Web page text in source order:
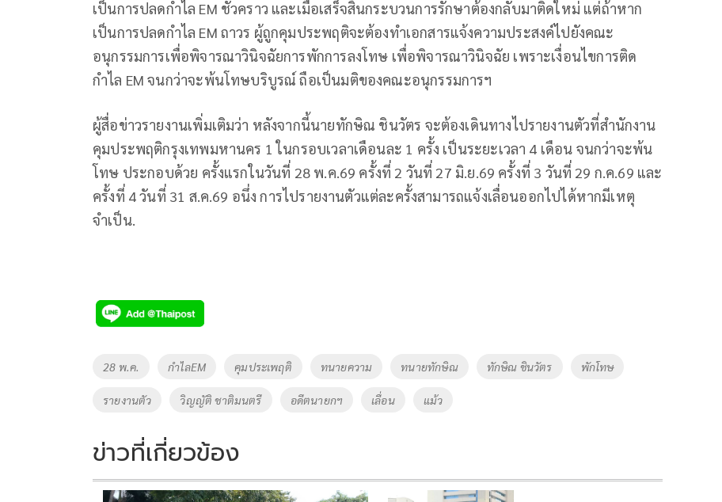
เป็นการปลดกำไล EM ชั่วคราว และเมื่อเสร็จสิ้นกระบวนการรักษาต้องกลับมาติดใหม่ แต่ถ้าหาก
เป็นการปลดกำไล EM ถาวร ผู้ถูกคุมประพฤติจะต้องทำเอกสารแจ้งความประสงค์ไปยังคณะ
อนุกรรมการเพื่อพิจารณาวินิจฉัยการพักการลงโทษ เพื่อพิจารณาวินิจฉัย เพราะเงื่อนไขการติด
กำไล EM จนกว่าจะพ้นโทษบริบูรณ์ ถือเป็นมติของคณะอนุกรรมการฯ
ผู้สื่อข่าวรายงานเพิ่มเติมว่า หลังจากนี้นายทักษิณ ชินวัตร จะต้องเดินทางไปรายงานตัวที่สำนักงาน
คุมประพฤติกรุงเทพมหานคร 1 ในกรอบเวลาเดือนละ 1 ครั้ง เป็นระยะเวลา 4 เดือน จนกว่าจะพ้น
โทษ ประกอบด้วย ครั้งแรกในวันที่ 28 พ.ค.69 ครั้งที่ 2 วันที่ 27 มิ.ย.69 ครั้งที่ 3 วันที่ 29 ก.ค.69 และ
ครั้งที่ 4 วันที่ 31 ส.ค.69 อนึ่ง การไปรายงานตัวแต่ละครั้งสามารถแจ้งเลื่อนออกไปได้หากมีเหตุ
จำเป็น.
Tags
28 พ.ค. กำไลEM คุมประเพฤติ ทนายความ ทนายทักษิณ ทักษิณ ชินวัตร พักโทษ
รายงานตัว วิญญัติ ชาติมนตรี อดีตนายกฯ เลื่อน แม้ว
ข่าวที่เกี่ยวข้อง